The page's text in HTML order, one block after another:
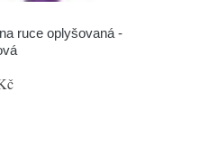
ruce oplyšovaná -